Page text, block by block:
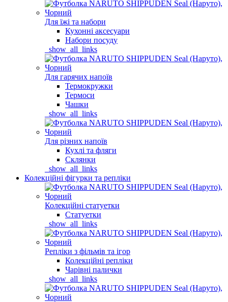
Для їжі та набори
Кухонні аксесуари
Набори посуду
_show_all_links
Для гарячих напоїв
Термокружки
Термоси
Чашки
_show_all_links
Для різних напоїв
Кухлі та фляги
Склянки
_show_all_links
Колекційні фігурки та репліки
Колекційні статуетки
Статуетки
_show_all_links
Репліки з фільмів та ігор
Колекційні репліки
Чарівні палички
_show_all_links